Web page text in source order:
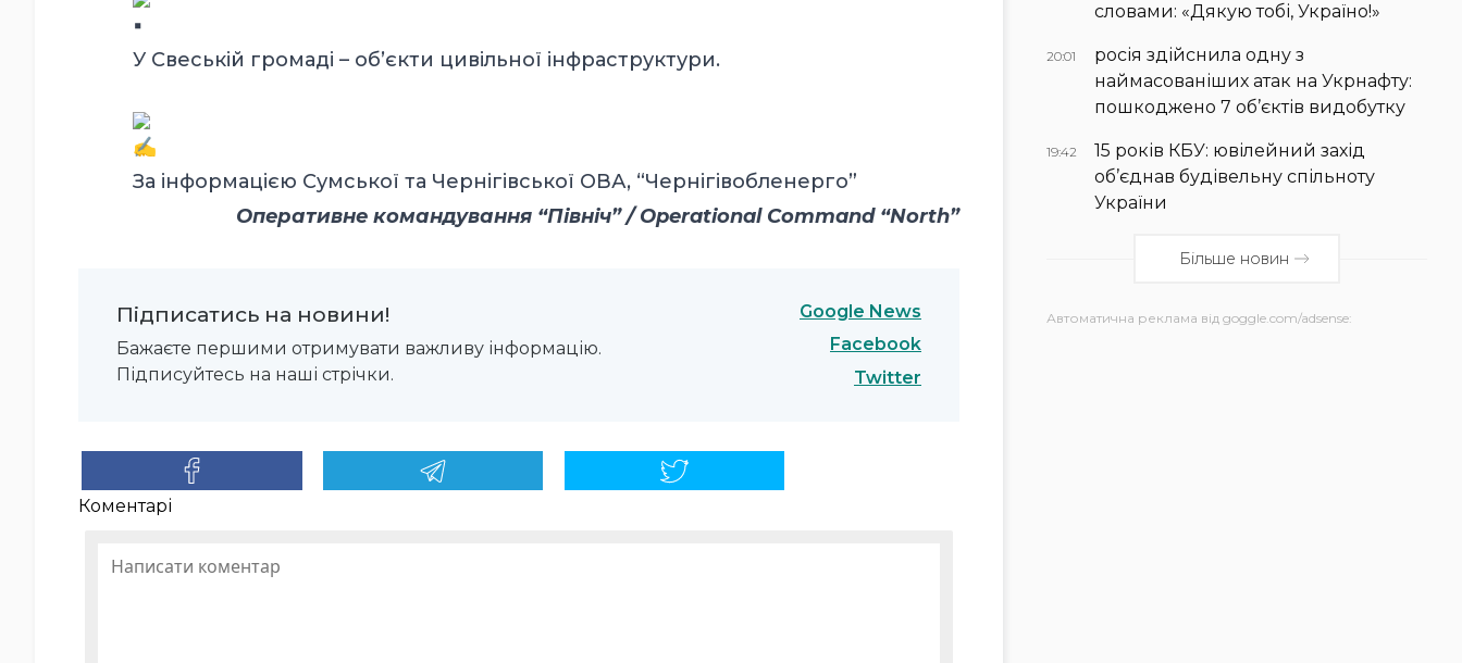
У Свеській громаді – об’єкти цивільної інфраструктури.
За інформацією Сумської та Чернігівської ОВА, “Чернігівобленерго”
Оперативне командування “Північ” / Operational Command “North”
Підписатись на новини!
Бажаєте першими отримувати важливу інформацію.
Підписуйтесь на наші стрічки.
Google News
Facebook
Twitter
Коментарі
словами: «Дякую тобі, Україно!»
20:01
росія здійснила одну з
наймасованіших атак на Укрнафту:
пошкоджено 7 об’єктів видобутку
19:42
15 років КБУ: ювілейний захід
об’єднав будівельну спільноту
України
Більше новин
Автоматична реклама від goggle.com/adsense: